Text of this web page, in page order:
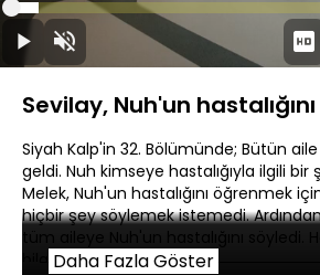
DuraklatSesi
Aç
Yüklendi:
5.74%
Sevilay, Nuh'un hastalığını
Siyah Kalp'in 32. Bölümünde; Bütün
geldi. Nuh kimseye hastalığıyla ilgili bir
Melek, Nuh'un hastalığını öğrenmek için
hiçbir şey söylemek istemedi.
tüm aileye Nuh'un hastalığını söyledi.
bilgiyle şoke oldu.
Daha Fazla Göster